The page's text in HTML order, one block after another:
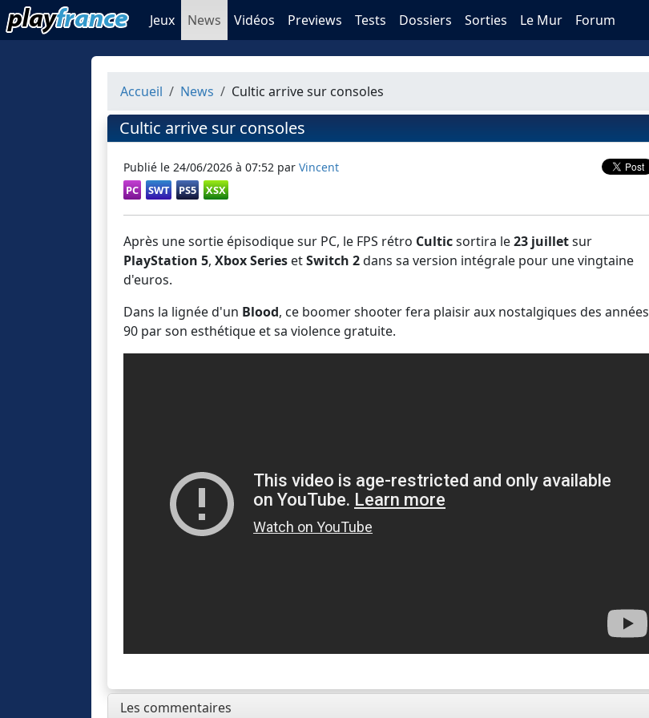
Jeux News Vidéos Previews Tests Dossiers Sorties Le Mur Forum
Accueil News Cultic arrive sur consoles
Cultic arrive sur consoles
Publié le 24/06/2026 à 07:52 par Vincent
PC SWT PS5 XSX
Après une sortie épisodique sur PC, le FPS rétro Culticsortira le23 juilletsur
PlayStation 5, Xbox Series etSwitch 2dans sa version intégrale pour une vingtaine
d'euros.
Dans la lignée d'un Blood, ce boomer shooter fera plaisir aux nostalgiques des années
90 par son esthétique et sa violence gratuite.
Les commentaires